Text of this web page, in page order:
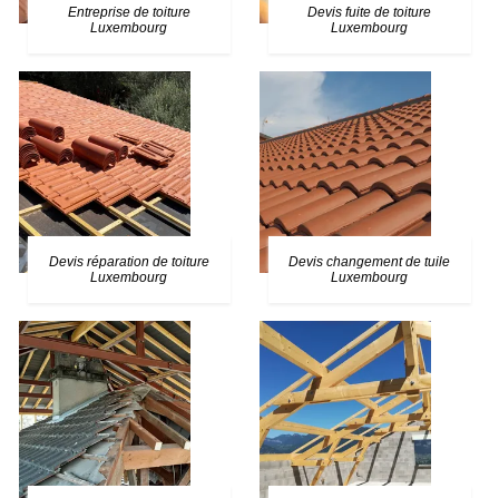
Entreprise de toiture
Luxembourg
Devis fuite de toiture
Luxembourg
Devis réparation de toiture
Luxembourg
Devis changement de tuile
Luxembourg